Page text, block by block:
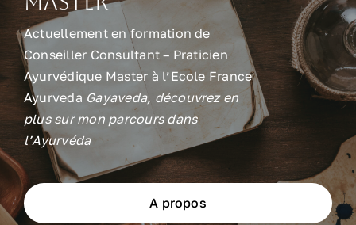
Actuellement en formation de
Conseiller Consultant – Praticien
Ayurvédique Master à l’Ecole France
Ayurveda Gayaveda, découvrez en
plus sur mon parcours dans
l’Ayurvéda
A propos